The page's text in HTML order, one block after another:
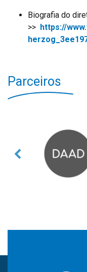
Biografia do
>> https://
Parceiros